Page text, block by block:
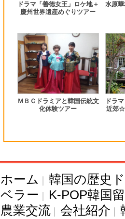
ドラマ「善徳女王」ロケ地＋
慶州世界遺産めぐりツアー
水原
ＭＢＣドラミアと韓国伝統文
化体験ツアー
ドラ
近郊☆
ホーム | 韓国の歴史
ベラー | K-POP韓国
農業交流 | 会社紹介 |